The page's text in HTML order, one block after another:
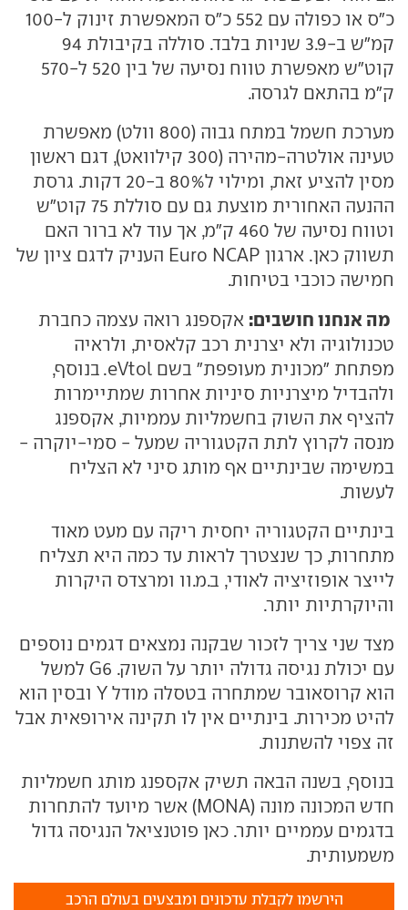
כ"ס או כפולה עם 552 כ"ס המאפשרת זינוק ל-100
קמ"ש ב-3.9 שניות בלבד. סוללה בקיבולת 94
קוט"ש מאפשרת טווח נסיעה של בין 520 ל-570
ק"מ בהתאם לגרסה.
מערכת חשמל במתח גבוה (800 וולט) מאפשרת
טעינה אולטרה-מהירה (300 קילוואט), דגם ראשון
מסין להציע זאת, ומילוי ל80% ב-20 דקות. גרסת
ההנעה האחורית מוצעת גם עם סוללת 75 קוט"ש
וטווח נסיעה של 460 ק"מ, אך עוד לא ברור האם
תשווק כאן. ארגון Euro NCAP העניק לדגם ציון של
חמישה כוכבי בטיחות.
מה אנחנו חושבים: אקספנג רואה עצמה כחברת
טכנולוגיה ולא יצרנית רכב קלאסית, ולראיה
מפתחת "מכונית מעופפת" בשם eVtol. בנוסף,
ולהבדיל מיצרניות סיניות אחרות שמתיימרות
להציף את השוק בחשמליות עממיות, אקספנג
מנסה לקרוץ לתת הקטגוריה שמעל - סמי-יוקרה -
במשימה שבינתיים אף מותג סיני לא הצליח
לעשות.
בינתיים הקטגוריה יחסית ריקה עם מעט מאוד
מתחרות, כך שנצטרך לראות עד כמה היא תצליח
לייצר אופוזיציה לאודי, ב.מ.וו ומרצדס היקרות
והיוקרתיות יותר.
מצד שני צריך לזכור שבקנה נמצאים דגמים נוספים
עם יכולת נגיסה גדולה יותר על השוק. G6 למשל
הוא קרוסאובר שמתחרה בטסלה מודל Y ובסין הוא
להיט מכירות. בינתיים אין לו תקינה אירופאית אבל
זה צפוי להשתנות.
בנוסף, בשנה הבאה תשיק אקספנג מותג חשמליות
חדש המכונה מונה (MONA) אשר מיועד להתחרות
בדגמים עממיים יותר. כאן פוטנציאל הנגיסה גדול
משמעותית.
הירשמו לקבלת עדכונים ומבצעים בעולם הרכב